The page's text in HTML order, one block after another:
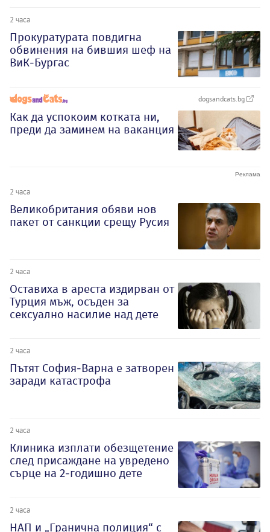
2 часа
Прокуратурата повдигна
обвинения на бившия шеф на
ВиК-Бургас
dogsandcats.bg
Как да успокоим котката ни,
преди да заминем на ваканция
2 часа
Великобритания обяви нов
пакет от санкции срещу Русия
2 часа
Оставиха в ареста издирван от
Турция мъж, осъден за
сексуално насилие над дете
2 часа
Пътят София-Варна е затворен
заради катастрофа
2 часа
Клиника изплати обезщетение
след присаждане на увредено
сърце на 2-годишно дете
2 часа
НАП и „Гранична полиция“ с